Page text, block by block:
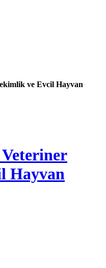
ve Evcil Hayvan